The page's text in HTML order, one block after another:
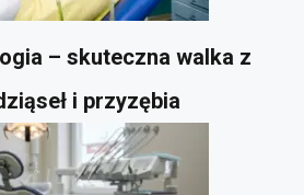
– skuteczna walka z
i przyzębia